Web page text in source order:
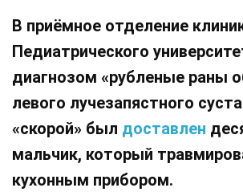
В приёмное отделение
Педиатрического
диагнозом «рубленые раны
левого лучезапястного
«скорой» был доставлен
мальчик, который
кухонным прибором.